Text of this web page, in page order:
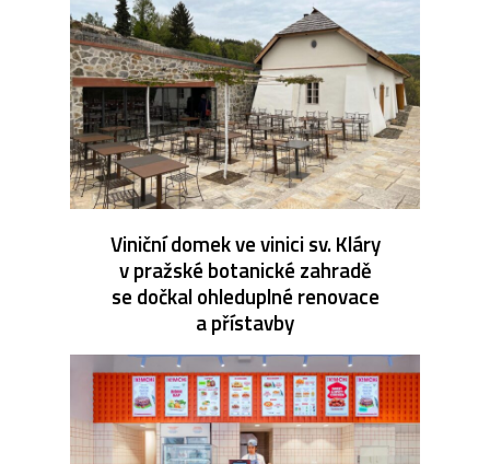
Viniční domek ve vinici sv. Kláry
v pražské botanické zahradě
se dočkal ohleduplné renovace
a přístavby